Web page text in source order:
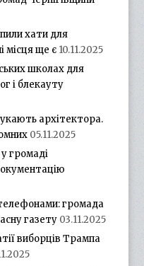
хати для
місця ще є 10.11.2025
школах для
і блекауту
архітектора.
05.11.2025
громаді
громада
газету 03.11.2025
виборців Трампа